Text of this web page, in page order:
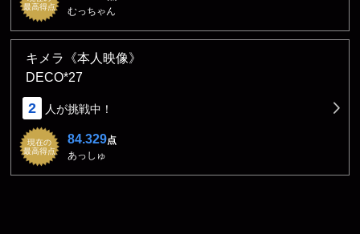
最高得点
むっちゃん
キメラ《本人映像》
DECO*27
2 人が挑戦中！
現在の
最高得点
84.329点
あっしゅ